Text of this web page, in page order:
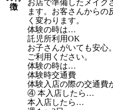
徴
お店で準備したメイク
ます。お客さんからの
く変わります。
体験の時は…
託児所利用OK
お子さんがいても安心
ご利用ください。
体験の時は…
体験時交通費
体験入店の際の交通費
④ 本入店したら…
本入店したら…